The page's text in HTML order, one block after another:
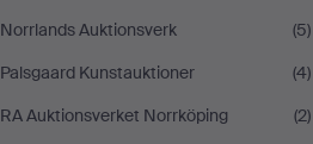
Norrlands Auktionsverk
(5)
Palsgaard Kunstauktioner
(4)
RA Auktionsverket Norrköping
(2)